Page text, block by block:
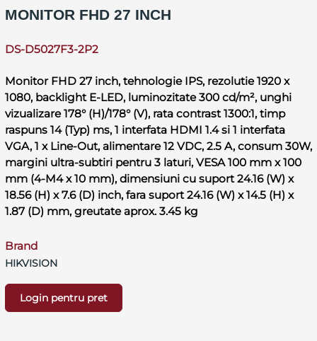
MONITOR FHD 27 INCH
DS-D5027F3-2P2
Monitor FHD 27 inch, tehnologie IPS, rezolutie 1920 x
1080, backlight E-LED, luminozitate 300 cd/m², unghi
vizualizare 178° (H)/178° (V), rata contrast 1300:1, timp
raspuns 14 (Typ) ms, 1 interfata HDMI 1.4 si 1 interfata
VGA, 1 x Line-Out, alimentare 12 VDC, 2.5 A, consum 30W,
margini ultra-subtiri pentru 3 laturi, VESA 100 mm x 100
mm (4-M4 x 10 mm), dimensiuni cu suport 24.16 (W) x
18.56 (H) x 7.6 (D) inch, fara suport 24.16 (W) x 14.5 (H) x
1.87 (D) mm, greutate aprox. 3.45 kg
Brand
HIKVISION
Login pentru pret